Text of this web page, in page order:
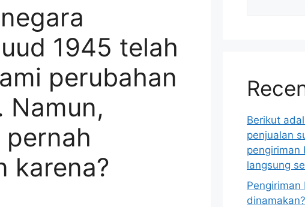
1945 telah
perubahan
Namun,
karena?
Berikut
penjualan
pengiriman
langsung
Pengiriman
dinamakan?